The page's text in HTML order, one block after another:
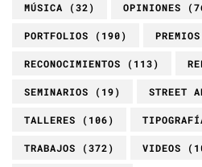
MÚSICA (32) OPINIONES
PORTFOLIOS (190) PREMIOS
RECONOCIMIENTOS (113)
SEMINARIOS (19) STREET
TALLERES (106)
TRABAJOS (372) VIDEOS